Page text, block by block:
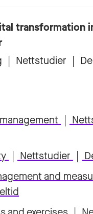
transformation
Nettstudier
Nettstudier
and